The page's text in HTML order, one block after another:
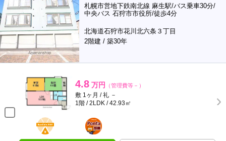
札幌市営地下鉄南北線 麻生駅/バス乗車30分/
中央バス 石狩市市役所/徒歩4分
北海道石狩市花川北六条３丁目
2階建 / 築30年
4.8 万円 （管理費等－）
敷 1ヶ月 / 礼 －
1階 / 2LDK / 42.93㎡
BunChinPAY
ポンタ
部屋